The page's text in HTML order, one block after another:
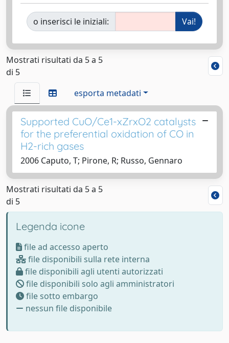
o inserisci le iniziali:
Mostrati risultati da 5 a 5
di 5
esporta metadati
Supported CuO/Ce1-xZrxO2 catalysts
for the preferential oxidation of CO in
H2-rich gases
2006 Caputo, T; Pirone, R; Russo, Gennaro
Mostrati risultati da 5 a 5
di 5
Legenda icone
file ad accesso aperto
file disponibili sulla rete interna
file disponibili agli utenti autorizzati
file disponibili solo agli amministratori
file sotto embargo
nessun file disponibile